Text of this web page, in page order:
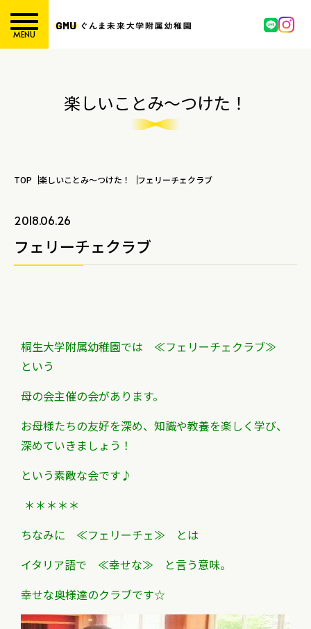
MENU
楽しいことみ～つけた！
TOP 楽しいことみ～つけた！ フェリーチェクラブ
2018.06.26
フェリーチェクラブ
桐生大学附属幼稚園では ≪フェリーチェクラブ≫
という
母の会主催の会があります。
お母様たちの友好を深め、知識や教養を楽しく学び、
深めていきましょう！
という素敵な会です♪
＊＊＊＊＊
ちなみに ≪フェリーチェ≫ とは
イタリア語で ≪幸せな≫ と言う意味。
幸せな奥様達のクラブです☆